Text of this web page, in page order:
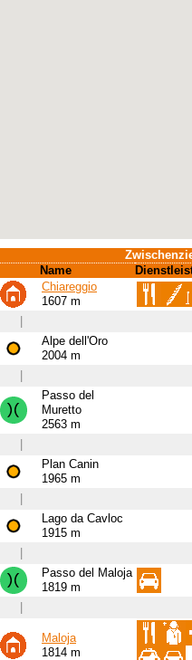
Name
Chiareggio
1607 m
Alpe dell'Oro
2004 m
Passo del
Muretto
2563 m
Plan Canin
1965 m
Lago da Cavloc
1915 m
Passo del Maloja
1819 m
Maloja
1814 m